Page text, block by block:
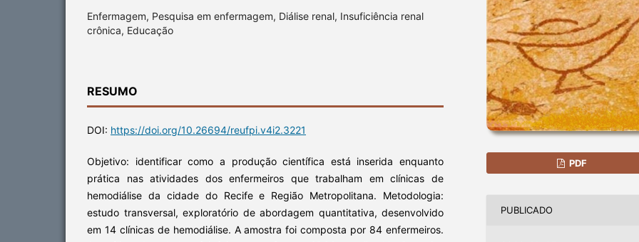
Enfermagem, Pesquisa em enfermagem, Diálise renal, Insuficiência renal
crônica, Educação
RESUMO
DOI: https://doi.org/10.26694/reufpi.v4i2.3221
Objetivo: identificar como a produção científica está inserida enquanto
prática nas atividades dos enfermeiros que trabalham em clínicas de
hemodiálise da cidade do Recife e Região Metropolitana. Metodologia:
estudo transversal, exploratório de abordagem quantitativa, desenvolvido
em 14 clínicas de hemodiálise. A amostra foi composta por 84 enfermeiros.
PDF
PUBLICADO